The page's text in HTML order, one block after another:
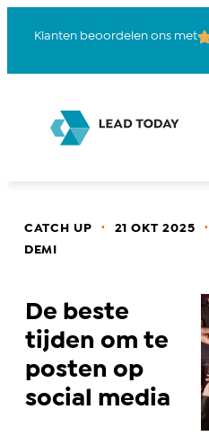
Klanten beoordelen ons met
CATCH UP . 21 OKT 2025 .
DEMI
De beste
tijden om te
posten op
social media